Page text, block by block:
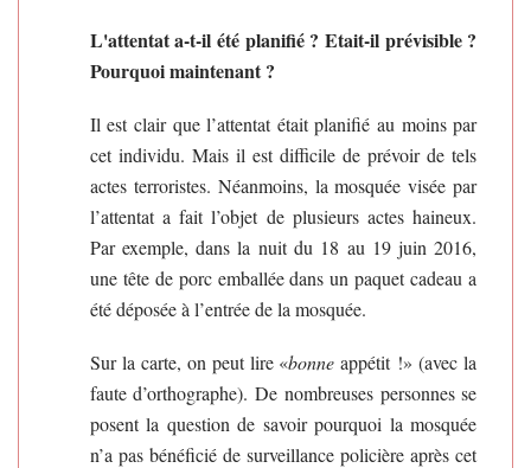
L'attentat a-t-il été planifié ? Etait-il prévisible ?
Pourquoi maintenant ?
Il est clair que l’attentat était planifié au moins par
cet individu. Mais il est difficile de prévoir de tels
actes terroristes. Néanmoins, la mosquée visée par
l’attentat a fait l’objet de plusieurs actes haineux.
Par exemple, dans la nuit du 18 au 19 juin 2016,
une tête de porc emballée dans un paquet cadeau a
été déposée à l’entrée de la mosquée.
Sur la carte, on peut lire «bonne appétit !» (avec la
faute d’orthographe). De nombreuses personnes se
posent la question de savoir pourquoi la mosquée
n’a pas bénéficié de surveillance policière après cet